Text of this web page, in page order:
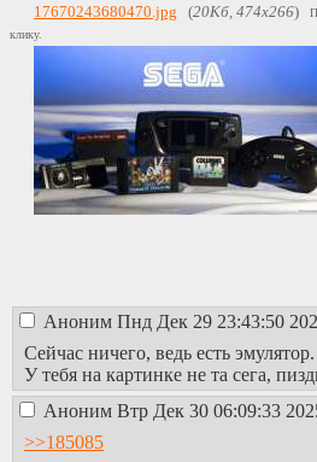
17670243680470.jpg (20Кб, 474x266)
клику.
Аноним Пнд Дек 29 23:43:50
Сейчас ничего, ведь есть эмулятор.
У тебя на картинке не та сега,
Аноним Втр Дек 30 06:09:33
>>185085